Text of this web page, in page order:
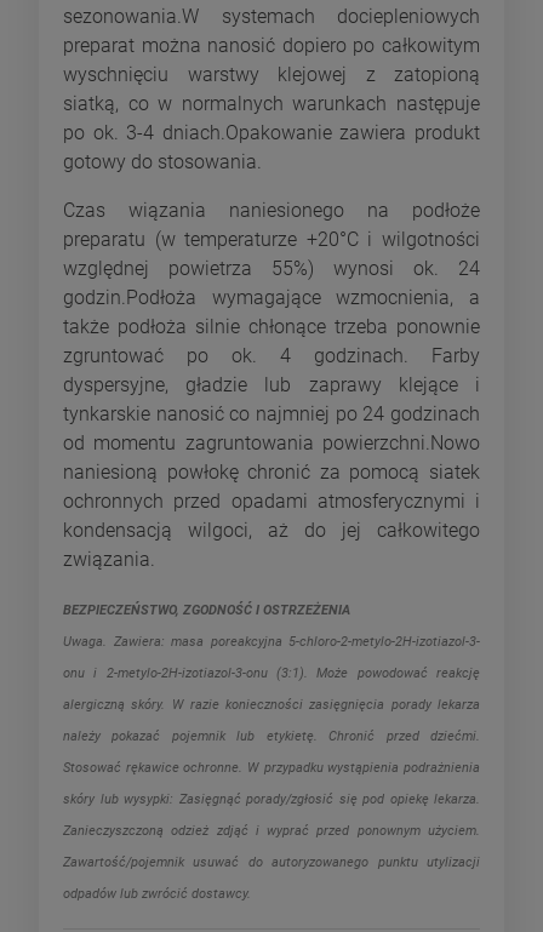
sezonowania.W systemach dociepleniowych
preparat można nanosić dopiero po całkowitym
wyschnięciu warstwy klejowej z zatopioną
siatką, co w normalnych warunkach następuje
po ok. 3-4 dniach.Opakowanie zawiera produkt
gotowy do stosowania.
Czas wiązania naniesionego na podłoże
preparatu (w temperaturze +20°C i wilgotności
względnej powietrza 55%) wynosi ok. 24
godzin.Podłoża wymagające wzmocnienia, a
także podłoża silnie chłonące trzeba ponownie
zgruntować po ok. 4 godzinach. Farby
dyspersyjne, gładzie lub zaprawy klejące i
tynkarskie nanosić co najmniej po 24 godzinach
od momentu zagruntowania powierzchni.Nowo
naniesioną powłokę chronić za pomocą siatek
ochronnych przed opadami atmosferycznymi i
kondensacją wilgoci, aż do jej całkowitego
związania.
BEZPIECZEŃSTWO, ZGODNOŚĆ I OSTRZEŻENIA
Uwaga. Zawiera: masa poreakcyjna 5-chloro-2-metylo-2H-izotiazol-3-
onu i 2-metylo-2H-izotiazol-3-onu (3:1). Może powodować reakcję
alergiczną skóry.
W razie konieczności zasięgnięcia porady lekarza
należy pokazać pojemnik lub etykietę. Chronić przed dziećmi.
Stosować rękawice ochronne. W przypadku wystąpienia podrażnienia
skóry lub wysypki: Zasięgnąć porady/zgłosić się pod opiekę lekarza.
Zanieczyszczoną odzież zdjąć i wyprać przed ponownym użyciem.
Zawartość/pojemnik usuwać do autoryzowanego punktu utylizacji
odpadów lub zwrócić dostawcy.